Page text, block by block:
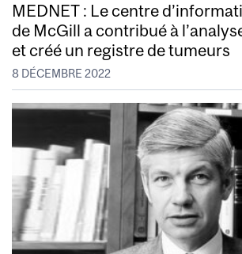
MEDNET : Le centre
de McGill a contribué à
et créé un registre de tumeurs
8 DÉCEMBRE 2022